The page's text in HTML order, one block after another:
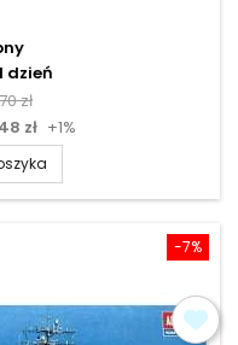
dzień
zł
zł +1%
-7%